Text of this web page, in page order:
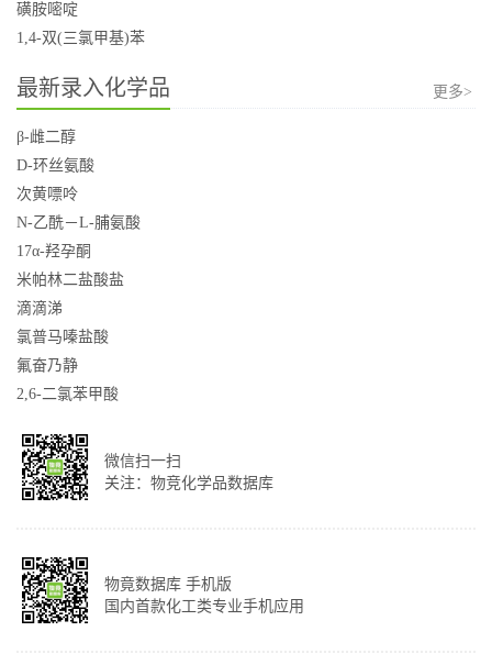
磺胺嘧啶
1,4-双(三氯甲基)苯
最新录入化学品 更多>
β-雌二醇
D-环丝氨酸
次黄嘌呤
N-乙酰－L-脯氨酸
17α-羟孕酮
米帕林二盐酸盐
滴滴涕
氯普马嗪盐酸
氟奋乃静
2,6-二氯苯甲酸
微信扫一扫
关注：物竞化学品数据库
物竟数据库 手机版
国内首款化工类专业手机应用